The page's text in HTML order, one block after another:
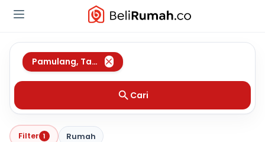
Pamulang, Tangerang Selatan
Cari
Filter 1 Rumah